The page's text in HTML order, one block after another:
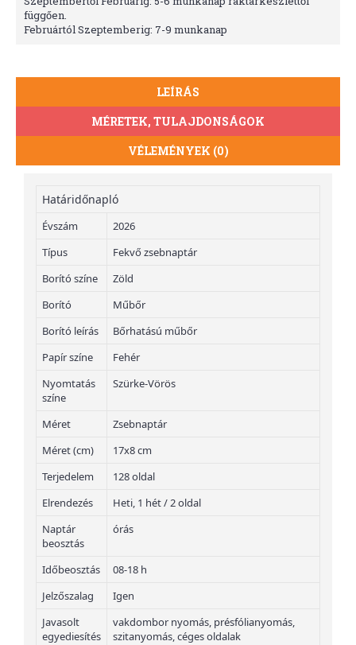
függően.
Februártól Szeptemberig: 7-9 munkanap
LEÍRÁS
MÉRETEK, TULAJDONSÁGOK
VÉLEMÉNYEK (0)
Határidőnapló
Évszám
2026
Típus
Fekvő zsebnaptár
Borító színe
Zöld
Borító
Műbőr
Borító leírás
Bőrhatású műbőr
Papír színe
Fehér
Nyomtatás
színe
Szürke-Vörös
Méret
Zsebnaptár
Méret (cm)
17x8 cm
Terjedelem
128 oldal
Elrendezés
Heti, 1 hét / 2 oldal
Naptár
beosztás
órás
Időbeosztás
08-18 h
Jelzőszalag
Igen
Javasolt
egyediesítés
vakdombor nyomás, présfólianyomás,
szitanyomás, céges oldalak